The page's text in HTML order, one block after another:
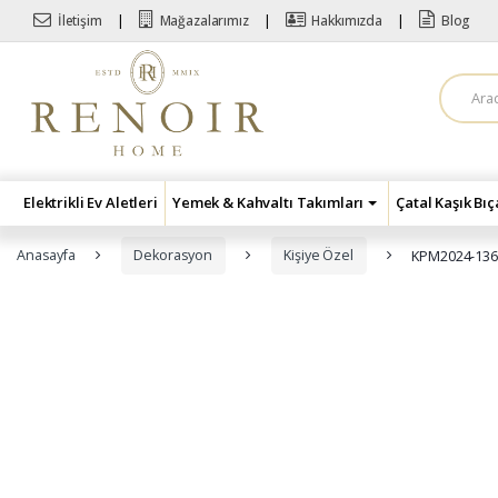
Skip to navigation
Skip to content
İletişim Mağazalarımız Hakkımızda Blog
A
r
a
Elektrikli Ev Aletleri Yemek & Kahvaltı Takımları Çatal Kaşık
Anasayfa Dekorasyon Kişiye Özel KPM2024-